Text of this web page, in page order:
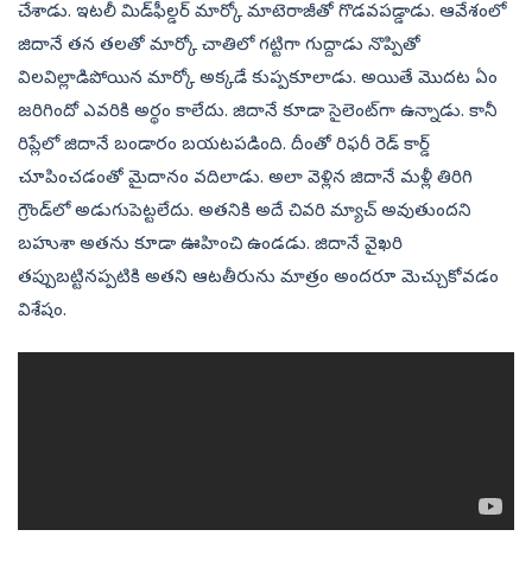
చేశాడు. ఇటలీ మిడ్‌ఫీల్డర్‌ మార్కో మాటెరాజీతో గొడవపడ్డాడు. ఆవేశంలో
జిదానే తన తలతో మార్కో చాతిలో గట్టిగా గుద్దాడు నొప్పితో
విలవిల్లాడిపోయిన మార్కో అక్కడే కుప్పకూలాడు. అయితే మొదట ఏం
జరిగిందో ఎవరికి అర్థం కాలేదు. జిదానే కూడా సైలెంట్‌గా ఉన్నాడు. కానీ
రిప్లేలో జిదానే బండారం బయటపడింది. దీంతో రిఫరీ రెడ్‌ కార్డ్‌
చూపించడంతో మైదానం వదిలాడు. అలా వెళ్లిన జిదానే మళ్లీ తిరిగి
గ్రౌండ్‌లో అడుగుపెట్టలేదు. అతనికి అదే చివరి మ్యాచ్‌ అవుతుందని
బహుశా అతను కూడా ఊహించి ఉండడు. జిదానే వైఖరి
తప్పుబట్టినప్పటికి అతని ఆటతీరును మాత్రం అందరూ మెచ్చుకోవడం
విశేషం.